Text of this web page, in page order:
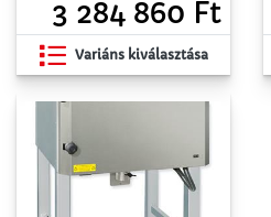
3 284 860 Ft
Variáns kiválasztása